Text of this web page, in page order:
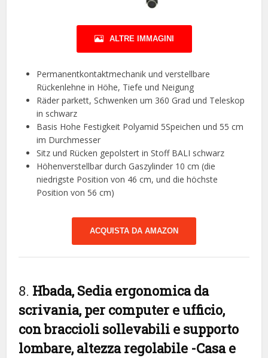
ALTRE IMMAGINI
Permanentkontaktmechanik und verstellbare
Rückenlehne in Höhe, Tiefe und Neigung
Räder parkett, Schwenken um 360 Grad und Teleskop
in schwarz
Basis Hohe Festigkeit Polyamid 5Speichen und 55 cm
im Durchmesser
Sitz und Rücken gepolstert in Stoff BALI schwarz
Höhenverstellbar durch Gaszylinder 10 cm (die
niedrigste Position von 46 cm, und die höchste
Position von 56 cm)
ACQUISTA DA AMAZON
8. Hbada, Sedia ergonomica da
scrivania, per computer e ufficio,
con braccioli sollevabili e supporto
lombare, altezza regolabile -Casa e